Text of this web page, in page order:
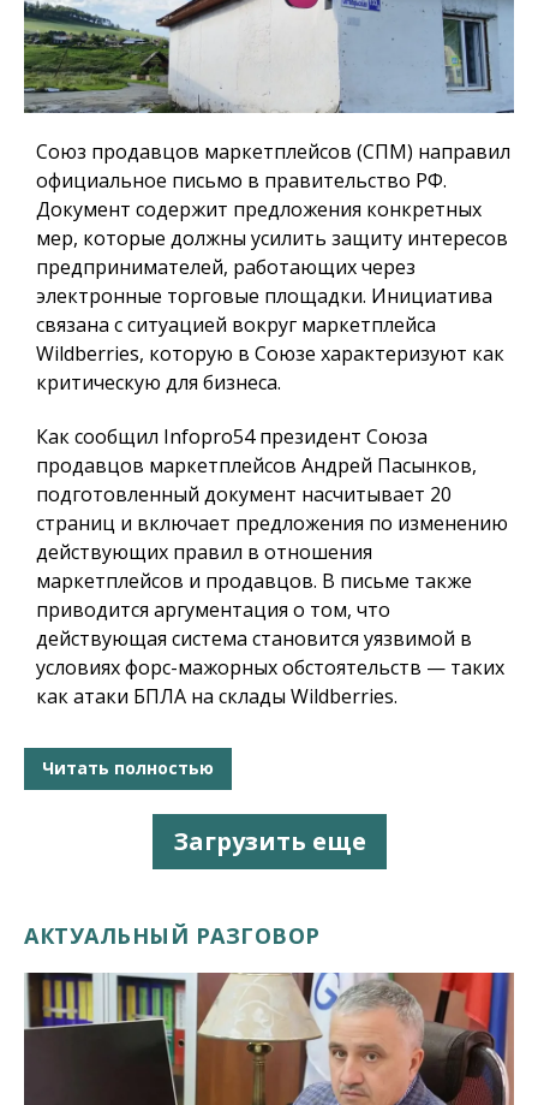
Союз продавцов маркетплейсов (СПМ) направил
официальное письмо в правительство РФ.
Документ содержит предложения конкретных
мер, которые должны усилить защиту интересов
предпринимателей, работающих через
электронные торговые площадки. Инициатива
связана с ситуацией вокруг маркетплейса
Wildberries, которую в Союзе характеризуют как
критическую для бизнеса.
Как сообщил Infopro54президент Союза
продавцов маркетплейсов Андрей Пасынков,
подготовленный документ насчитывает 20
страниц и включает предложения по изменению
действующих правил в отношения
маркетплейсов и продавцов. В письме также
приводится аргументация о том, что
действующая система становится уязвимой в
условиях форс-мажорных обстоятельств — таких
как атаки БПЛА на склады Wildberries.
Читать полностью
Загрузить еще
АКТУАЛЬНЫЙ РАЗГОВОР